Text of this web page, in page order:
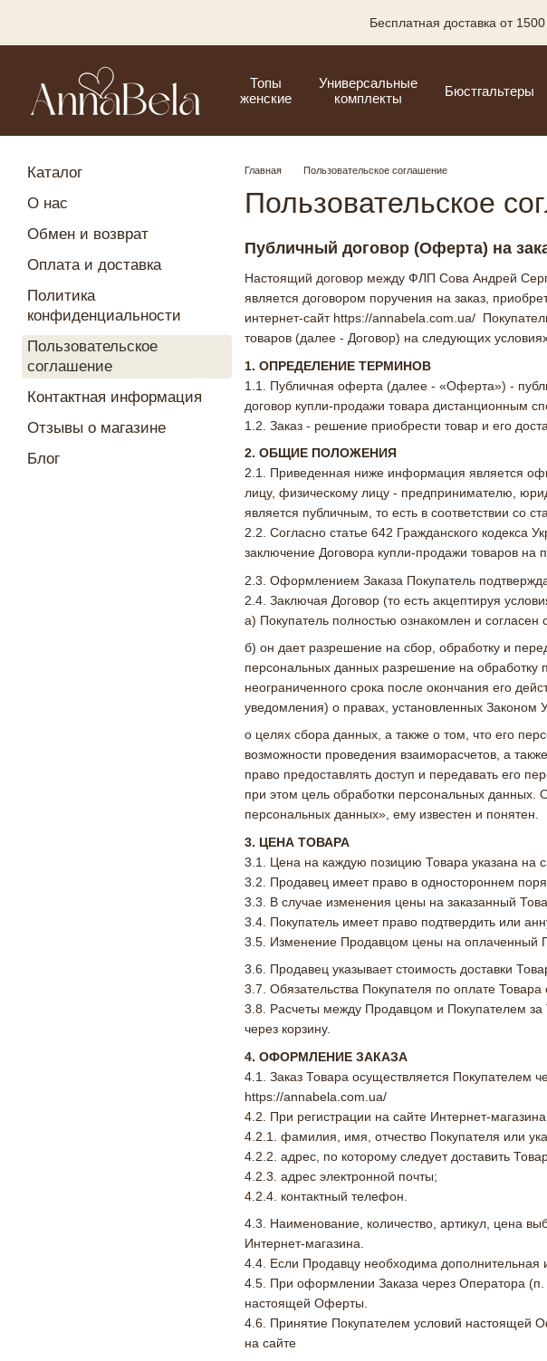
Бесплатная доставка от
Топы
женские
Универсальные
комплекты
Бюстгальтеры
Главная Пользовательское соглашение
Пользовательское
Публичный договор (Оферта) на
Настоящий договор между ФЛП Сова Андрей
является договором поручения на заказ,
интернет-сайт https://annabela.com.ua/
товаров (далее - Договор) на следующих
1. ОПРЕДЕЛЕНИЕ ТЕРМИНОВ
1.1. Публичная оферта (далее - «Оферта») -
договор купли-продажи товара дистанционным
1.2. Заказ - решение приобрести товар и его
2. ОБЩИЕ ПОЛОЖЕНИЯ
2.1. Приведенная ниже информация является
лицу, физическому лицу - предпринимателю,
является публичным, то есть в соответствии со
2.2. Согласно статье 642 Гражданского
заключение Договора купли-продажи товаров на
2.3. Оформлением Заказа Покупатель
2.4. Заключая Договор (то есть акцептируя
а) Покупатель полностью ознакомлен и
б) он дает разрешение на сбор, обработку и
персональных данных разрешение на обработку
неограниченного срока после окончания его
уведомления) о правах, установленных
о целях сбора данных, а также о том, что его
возможности проведения взаиморасчетов, а
право предоставлять доступ и передавать его
при этом цель обработки персональных данных.
персональных данных», ему известен и понятен.
3. ЦЕНА ТОВАРА
3.1. Цена на каждую позицию Товара указана на
3.2. Продавец имеет право в одностороннем
3.3. В случае изменения цены на заказанный
3.4. Покупатель имеет право подтвердить или
3.5. Изменение Продавцом цены на оплаченный
3.6. Продавец указывает стоимость доставки
3.7. Обязательства Покупателя по оплате
3.8. Расчеты между Продавцом и Покупателем
через корзину.
4. ОФОРМЛЕНИЕ ЗАКАЗА
4.1. Заказ Товара осуществляется Покупателем
https://annabela.com.ua/
4.2. При регистрации на сайте Интернет-
4.2.1. фамилия, имя, отчество Покупателя или
4.2.2. адрес, по которому следует доставить
4.2.3. адрес электронной почты;
4.2.4. контактный телефон.
4.3. Наименование, количество, артикул, цена
Интернет-магазина.
4.4. Если Продавцу необходима дополнительная
4.5. При оформлении Заказа через Оператора
настоящей Оферты.
4.6. Принятие Покупателем условий настоящей
на сайте
Каталог
О нас
Обмен и возврат
Оплата и доставка
Политика
конфиденциальности
Пользовательское
соглашение
Контактная информация
Отзывы о магазине
Блог